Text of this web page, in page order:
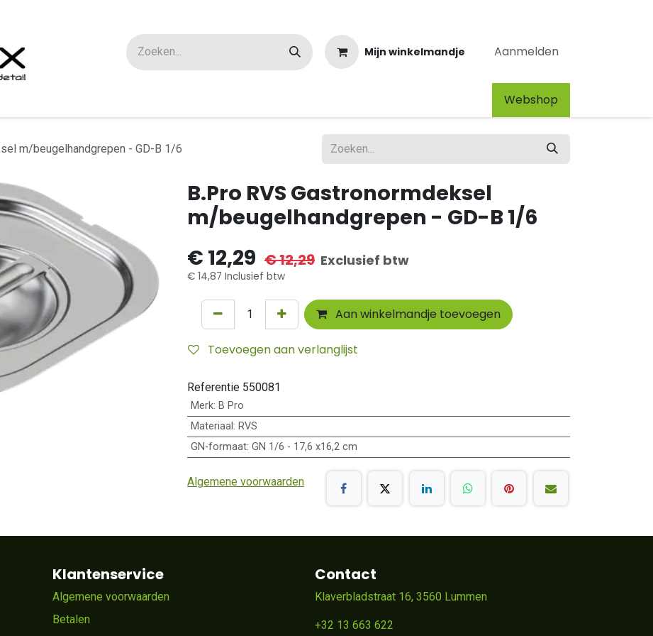
Mijn winkelmandje Aanmelden
Webshop​
m/beugelhandgrepen - GD-B 1/6
B.Pro RVS Gastronormdeksel
m/beugelhandgrepen - GD-B 1/6
€ 12,29 €12,29 Exclusief btw
€ 14,87 Inclusief btw
Aan winkelmandje toevoegen
Toevoegen aan verlanglijst
Referentie 550081
Merk: B Pro
Materiaal : RVS
GN-formaat: GN 1/6 - 17,6 x16,2 cm
Algemene voorwaarden
Klantenservice
Algemene voorwaarden
Betalen
Contact
Klaverbladstraat 16, 3560 Lummen
+32 13 663 622